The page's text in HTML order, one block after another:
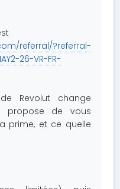
referral/?referral-
26-VR-FR-
Revolut change
propose de vous
prime, et ce quelle